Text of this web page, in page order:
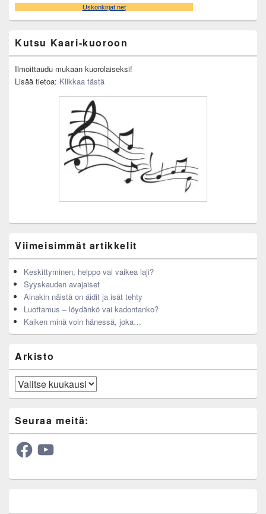
Kutsu Kaari-kuoroon
Ilmoittaudu mukaan kuorolaiseksi!
Lisää tietoa: Klikkaa tästä
Viimeisimmät artikkelit
Keskittyminen, helppo vai vaikea laji?
Syyskauden avajaiset
Ainakin näistä on äidit ja isät tehty
Luottamus – löydänkö vai kadontanko?
Kaiken minä voin hänessä, joka…
Arkisto
Arkisto
Seuraa meitä:
FacebookYouTube